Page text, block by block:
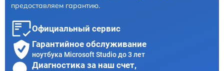
предоставляем гарантию.
Официальный сервис
Гарантийное обслуживание
ноутбука Microsoft Studio до 3 лет
Диагностика за наш счет,